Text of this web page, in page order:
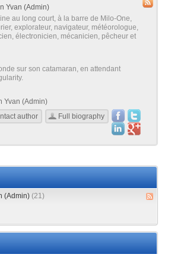
Yvan (Admin)
au long court, à la barre de Milo-One,
explorateur, navigateur, météorologue,
électronicien, mécanicien, pêcheur et
sur son catamaran, en attendant
Yvan (Admin)
author
Full biography
(Admin) (21)